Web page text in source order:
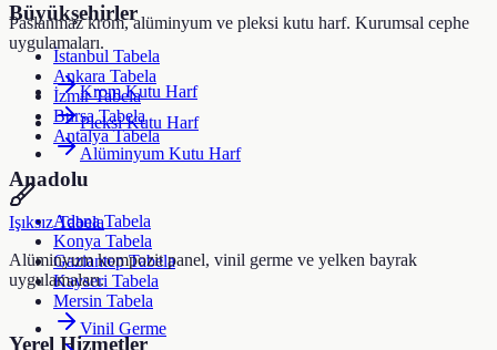
Büyükşehirler
İstanbul Tabela
Ankara Tabela
İzmir Tabela
Bursa Tabela
Antalya Tabela
Anadolu
Adana Tabela
Konya Tabela
Gaziantep Tabela
Kayseri Tabela
Mersin Tabela
Yerel Hizmetler
Paslanmaz krom, alüminyum ve pleksi kutu harf. Kurumsal cephe
uygulamaları.
Krom Kutu Harf
Pleksi Kutu Harf
Alüminyum Kutu Harf
Işıksız Tabela
Alüminyum kompozit panel, vinil germe ve yelken bayrak
uygulamaları.
Vinil Germe